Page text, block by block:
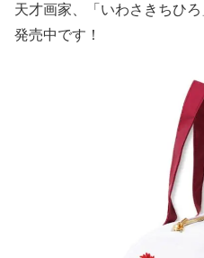
天才画家、「いわさきちひ
発売中です！